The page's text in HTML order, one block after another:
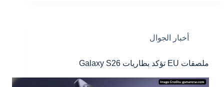
أخبار الجوال
ملصقات EU تؤكد بطاريات Galaxy S26